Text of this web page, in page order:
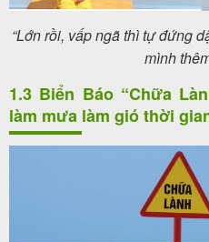
“Lớn rồi, vấp ngã thì tự đứng
mình
1.3 Biển Báo “Chữa
làm mưa làm gió thời